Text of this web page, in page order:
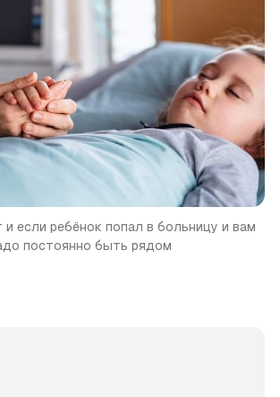
и если ребёнок попал в больницу и вам
постоянно быть рядом